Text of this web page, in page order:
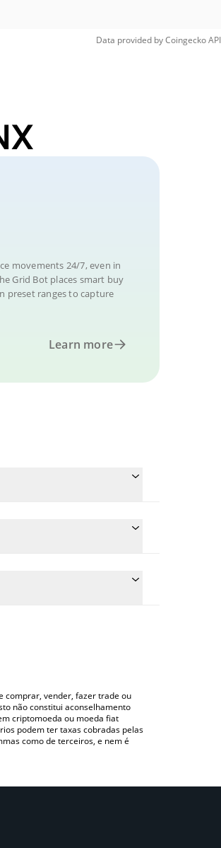
Data provided byCoingeckoAPI
movements 24/7, even in
Grid Bot places smart buy
preset ranges to capture
Learn more
o valor em South
comprar, vender, fazer trade ou
não constitui aconselhamento
criptomoeda ou moeda fiat
podem ter taxas cobradas pelas
como de terceiros, e nem é